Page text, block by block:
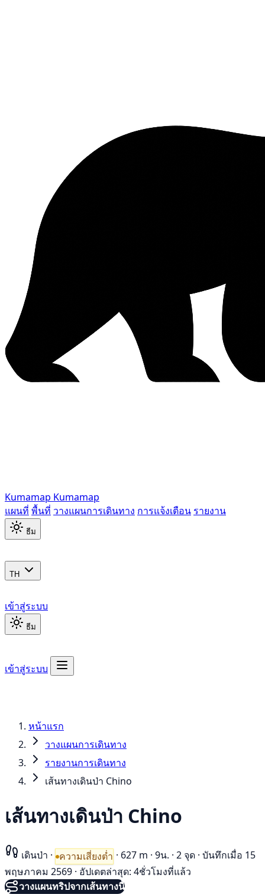
Kumamap Kumamap
แผนที่ พื้นที่ วางแผนการเดินทาง การแจ้งเตือน รายงาน
ธีม
TH
เข้าสู่ระบบ
ธีม
เข้าสู่ระบบ
หน้าแรก
วางแผนการเดินทาง
รายงานการเดินทาง
เส้นทางเดินป่า Chino
เส้นทางเดินป่า Chino
เดินป่า · ความเสี่ยงต่ำ · 627 m · 9น. · 2 จุด · บันทึกเมื่อ 15
พฤษภาคม 2569 · อัปเดตล่าสุด: 4ชั่วโมงที่แล้ว
วางแผนทริปจากเส้นทางนี้